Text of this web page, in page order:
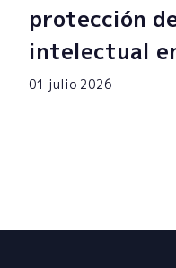
protección
intelectual
01 julio 2026